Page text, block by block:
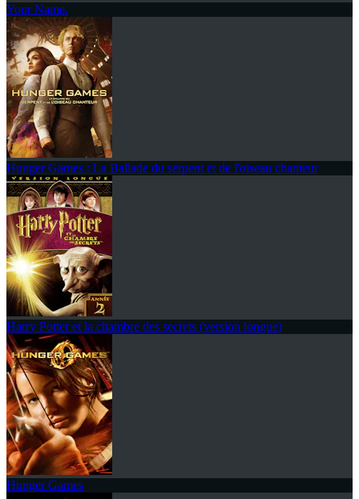
Your Name.
Hunger Games : La Ballade du serpent et de l'oiseau chanteur
Harry Potter et la chambre des secrets (version longue)
Hunger Games